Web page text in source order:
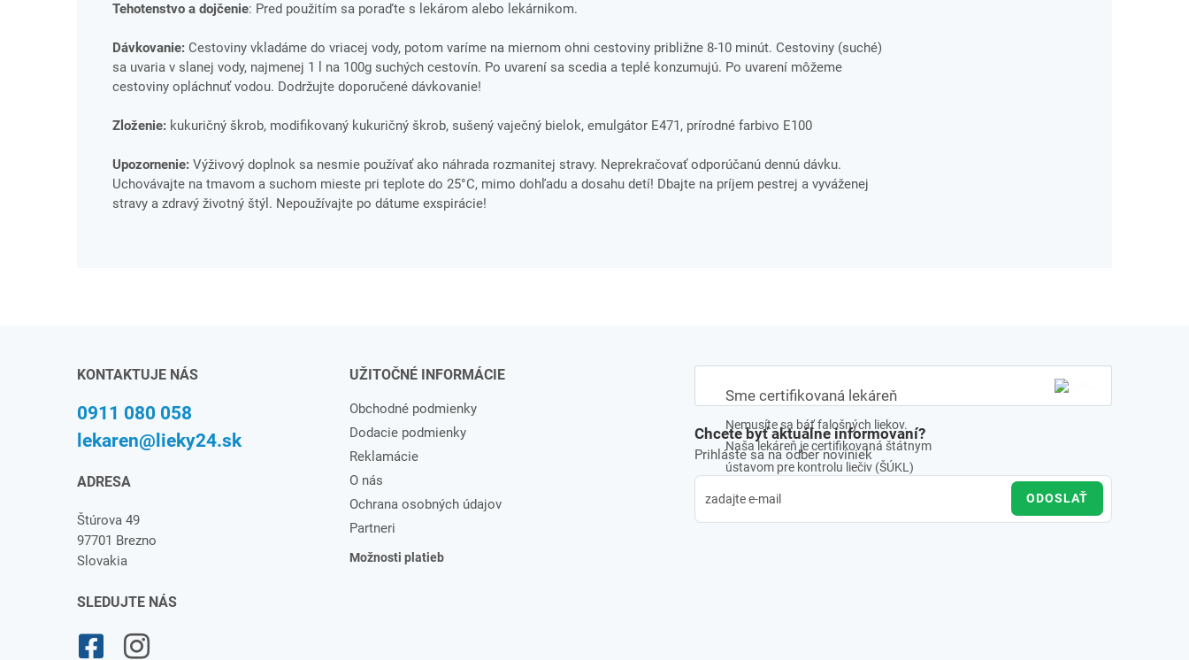
Tehotenstvo a dojčenie: Pred použitím sa poraďte s lekárom alebo lekárnikom.
Dávkovanie: Cestoviny vkladáme do vriacej vody, potom varíme na miernom ohni cestoviny približne 8-10 minút. Cestoviny (suché)
sa uvaria v slanej vody, najmenej 1 l na 100g suchých cestovín. Po uvarení sa scedia a teplé konzumujú. Po uvarení môžeme
cestoviny opláchnuť vodou. Dodržujte doporučené dávkovanie!
Zloženie: kukuričný škrob, modifikovaný kukuričný škrob, sušený vaječný bielok, emulgátor E471, prírodné farbivo E100
Upozornenie: Výživový doplnok sa nesmie používať ako náhrada rozmanitej stravy. Neprekračovať odporúčanú dennú dávku.
Uchovávajte na tmavom a suchom mieste pri teplote do 25°C, mimo dohľadu a dosahu detí! Dbajte na príjem pestrej a vyváženej
stravy a zdravý životný štýl. Nepoužívajte po dátume exspirácie!
Sme certifikovaná lekáreň
Nemusíte sa báť falošných liekov.
Naša lekáreň je certifikovaná štátnym
ústavom pre kontrolu liečiv (ŠÚKL)
KONTAKTUJE NÁS
0911 080 058
lekaren@lieky24.sk
ADRESA
Štúrova 49
97701 Brezno
Slovakia
SLEDUJTE NÁS
UŽITOČNÉ INFORMÁCIE
Obchodné podmienky
Dodacie podmienky
Reklamácie
O nás
Ochrana osobných údajov
Partneri
Možnosti platieb
Chcete byť aktuálne informovaní?
Prihláste sa na odber noviniek
ODOSLAŤ